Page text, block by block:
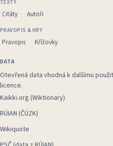
TEXTY
Citáty Autoři
PRAVOPIS & HRY
Pravopis Křížovky
DATA
Otevřená data vhodná k dalšímu
licence.
Kaikki.org (Wiktionary)
RÚIAN (ČÚZK)
Wikiquote